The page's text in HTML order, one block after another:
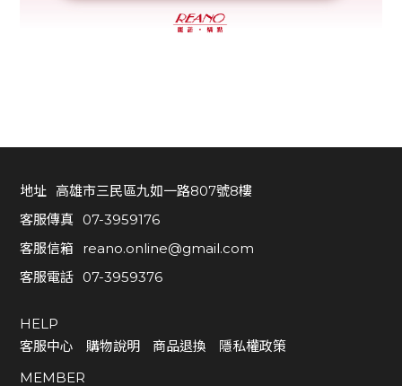
地址 高雄市三民區九如一路807號8樓
客服傳真 07-3959176
客服信箱
reano.online@gmail.com
客服電話 07-3959376
HELP
客服中心
購物說明 商品退換
隱私權政策
MEMBER